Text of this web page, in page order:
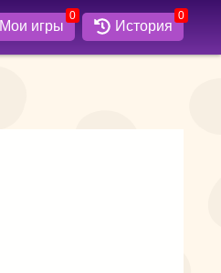
Мои игры
0
История
0